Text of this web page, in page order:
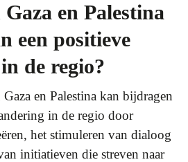
en Palestina
een positieve
de regio?
en Palestina kan bijdragen
in de regio door
het stimuleren van dialoog
initiatieven die streven naar